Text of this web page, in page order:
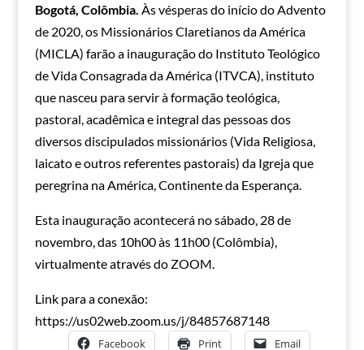
Bogotá, Colômbia. Às vésperas do início do Advento
de 2020, os Missionários Claretianos da América
(MICLA) farão a inauguração do Instituto Teológico
de Vida Consagrada da América (ITVCA), instituto
que nasceu para servir à formação teológica,
pastoral, acadêmica e integral das pessoas dos
diversos discipulados missionários (Vida Religiosa,
laicato e outros referentes pastorais) da Igreja que
peregrina na América, Continente da Esperança.
Esta inauguração acontecerá no sábado, 28 de
novembro, das 10h00 às 11h00 (Colômbia),
virtualmente através do ZOOM.
Link para a conexão:
https://us02web.zoom.us/j/84857687148
Facebook Print Email